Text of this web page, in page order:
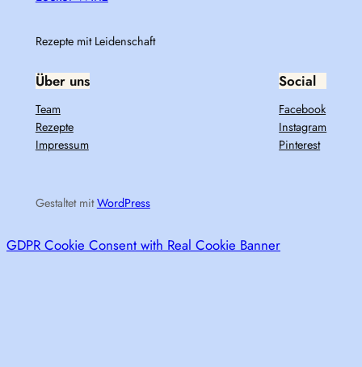
Rezepte mit Leidenschaft
Über uns
Team
Rezepte
Impressum
Social
Facebook
Instagram
Pinterest
Gestaltet mitWordPress
GDPR Cookie Consent with Real Cookie Banner